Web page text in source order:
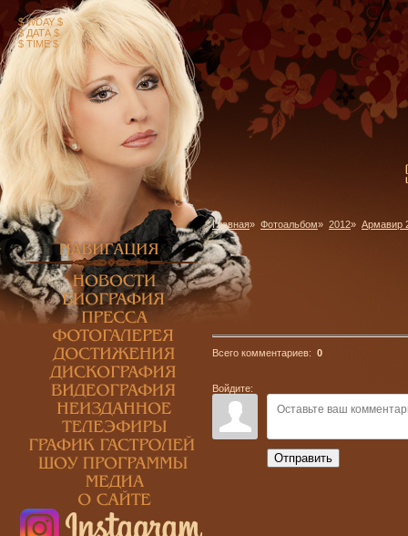
$ WDAY $
$ ДАТА $
$ TIME $
Главная» Фотоальбом» 2012» Армавир
Всего комментариев: 0
Войдите:
Отправить